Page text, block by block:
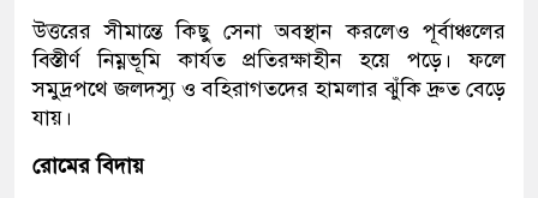
উত্তরের সীমান্তে কিছু সেনা অবস্থান করলেও পূর্বাঞ্চলের
বিস্তীর্ণ নিম্নভূমি কার্যত প্রতিরক্ষাহীন হয়ে পড়ে। ফলে
সমুদ্রপথে জলদস্যু ও বহিরাগতদের হামলার ঝুঁকি দ্রুত বেড়ে
যায়।
রোমের বিদায়